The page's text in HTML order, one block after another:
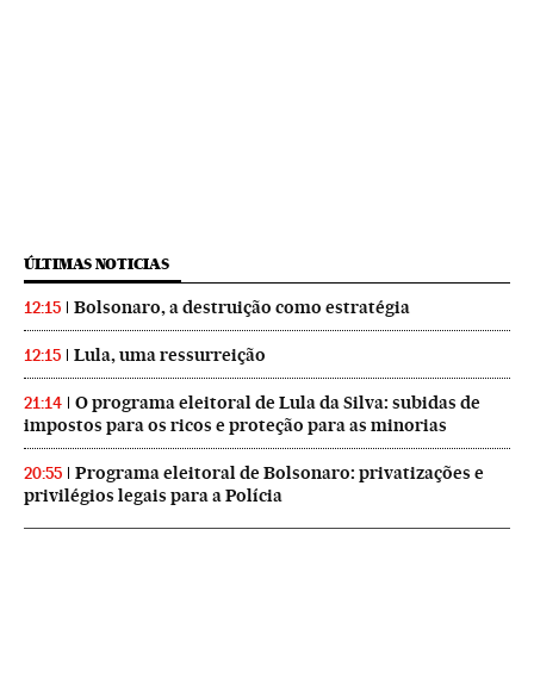
ÚLTIMAS NOTICIAS
12:15 Bolsonaro, a destruição como estratégia
12:15 Lula, uma ressurreição
21:14
O programa eleitoral de Lula da Silva: subidas de
impostos para os ricos e proteção para as minorias
20:55
Programa eleitoral de Bolsonaro: privatizações e
privilégios legais para a Polícia